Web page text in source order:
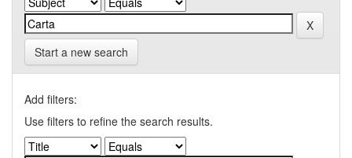
Start a new search
Add filters:
Use filters to refine the search results.